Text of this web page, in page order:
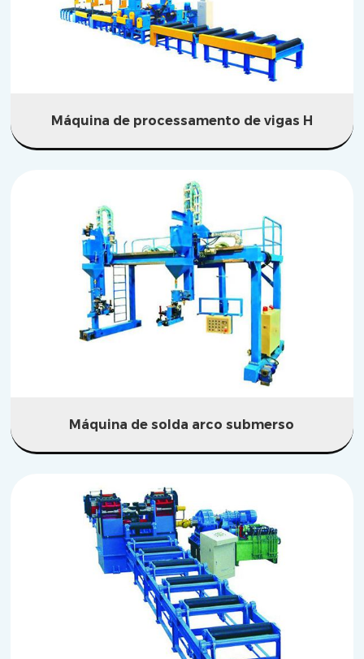
Máquina de processamento de vigas H
Máquina de solda arco submerso